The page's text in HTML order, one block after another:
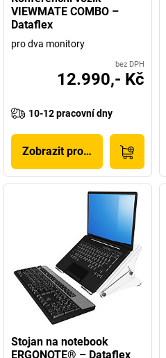
VIEWMATE COMBO –
Dataflex
pro dva monitory
bez DPH
12.990,- Kč
10-12 pracovní dny
Zobrazit produkt
Stojan na notebook
ERGONOTE® – Dataflex